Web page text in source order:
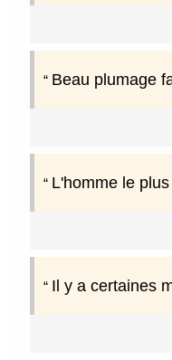
Beau plumage
L'homme le
Il y a certaines